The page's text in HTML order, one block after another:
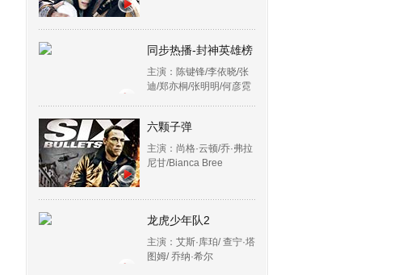
同步热播-封神英雄榜
主演：陈键锋/李依晓/张
迪/郑亦桐/张明明/何彦霓
六颗子弹
主演：尚格·云顿/乔·弗拉
尼甘/Bianca Bree
龙虎少年队2
主演：艾斯·库珀/ 查宁·塔
图姆/ 乔纳·希尔